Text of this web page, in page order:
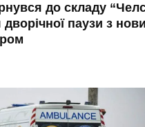
до складу
дворічної паузи з